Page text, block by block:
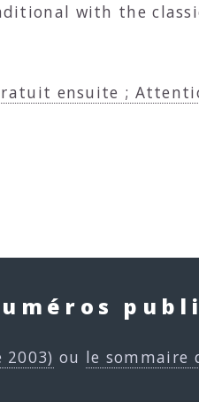
with the
ensuite ;
ou le sommaire